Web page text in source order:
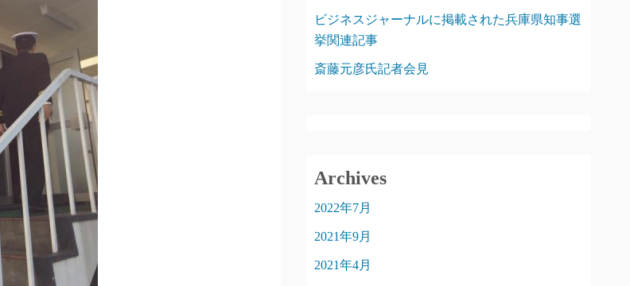
ビジネスジャーナルに掲載された兵庫県知事選
挙関連記事
斎藤元彦氏記者会見
Archives
2022年7月
2021年9月
2021年4月